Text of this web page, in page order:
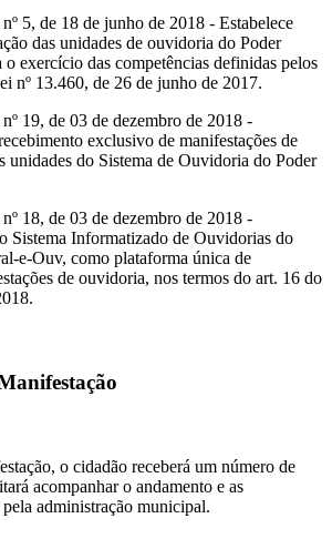
5, de 18 de junho de 2018 - Estabelece
das unidades de ouvidoria do Poder
exercício das competências definidas pelos
nº 13.460, de 26 de junho de 2017.
19, de 03 de dezembro de 2018 -
exclusivo de manifestações de
unidades do Sistema de Ouvidoria do Poder
18, de 03 de dezembro de 2018 -
Sistema Informatizado de Ouvidorias do
e-Ouv, como plataforma única de
de ouvidoria, nos termos do art. 16 do
o cidadão receberá um número de
acompanhar o andamento e as
administração municipal.